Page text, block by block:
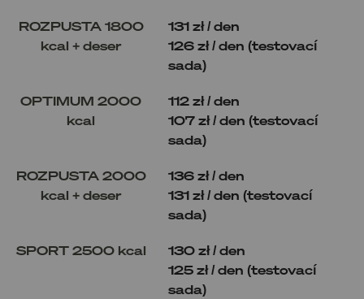
ROZPUSTA 1800
kcal + deser
131 zł / den
126 zł / den (testovací
sada)
OPTIMUM 2000
kcal
112 zł / den
107 zł / den (testovací
sada)
ROZPUSTA 2000
kcal + deser
136 zł / den
131 zł / den (testovací
sada)
SPORT 2500 kcal
130 zł / den
125 zł / den (testovací
sada)